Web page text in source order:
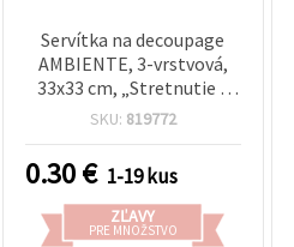
Servítka na decoupage
AMBIENTE, 3-vrstvová,
33x33 cm, „Stretnutie v
zimnom svete“ – 1 ks
SKU: 819772
0.30€ 1-19 kus
ZĽAVY
PRE MNOŽSTVO